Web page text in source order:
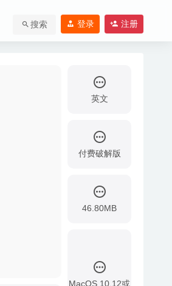
搜索 登录 注册
英文
付费破解版
46.80MB
MacOS 10.12或